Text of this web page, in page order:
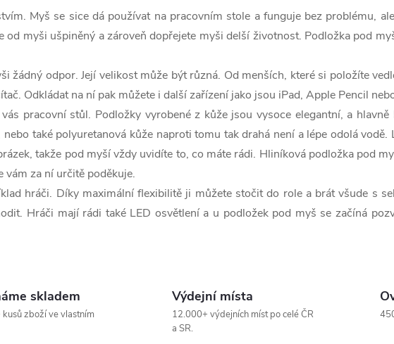
Myš se sice dá používat na pracovním stole a funguje bez problému,
myši ušpiněný a zároveň dopřejete myši delší životnost. Podložka pod
žádný odpor. Její velikost může být různá. Od menších, které si položíte
Odkládat na ní pak můžete i další zařízení jako jsou iPad, Apple Pencil
pracovní stůl. Podložky vyrobené z kůže jsou vysoce elegantní, a
také polyuretanová kůže naproti tomu tak drahá není a lépe odolá
takže pod myší vždy uvidíte to, co máte rádi. Hliníková podložka pod
vám za ní určitě poděkuje.
hráči. Díky maximální flexibilitě ji můžete stočit do role a brát všude s
Hráči mají rádi také LED osvětlení a u podložek pod myš se začíná
skladem
zboží ve vlastním
Výdejní místa
12.000+ výdejních míst po celé ČR
a SR.